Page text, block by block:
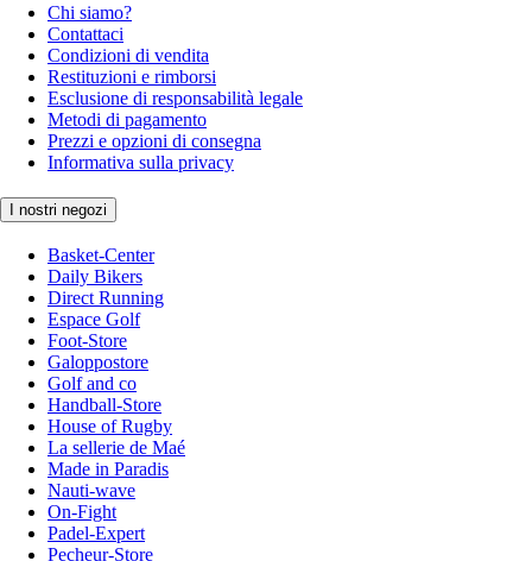
Chi siamo?
Contattaci
Condizioni di vendita
Restituzioni e rimborsi
Esclusione di responsabilità legale
Metodi di pagamento
Prezzi e opzioni di consegna
Informativa sulla privacy
I nostri negozi
Basket-Center
Daily Bikers
Direct Running
Espace Golf
Foot-Store
Galoppostore
Golf and co
Handball-Store
House of Rugby
La sellerie de Maé
Made in Paradis
Nauti-wave
On-Fight
Padel-Expert
Pecheur-Store